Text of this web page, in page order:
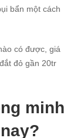
bẩn một cách
có được, giá
đỏ gần 20tr
minh